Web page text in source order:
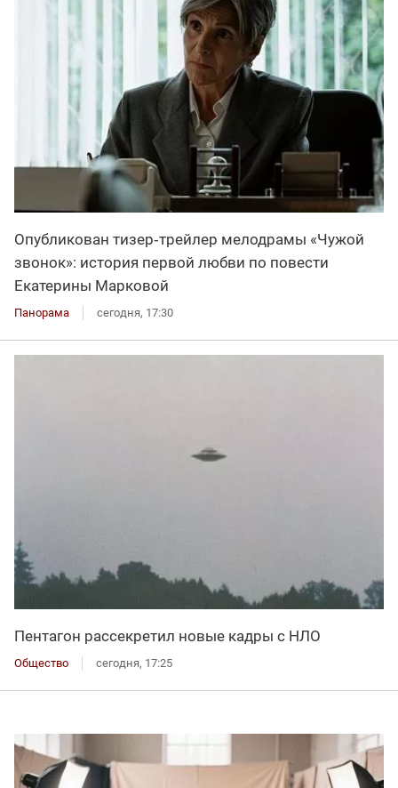
Опубликован тизер‑трейлер мелодрамы «Чужой
звонок»: история первой любви по повести
Екатерины Марковой
Панорама сегодня, 17:30
Пентагон рассекретил новые кадры с НЛО
Общество сегодня, 17:25